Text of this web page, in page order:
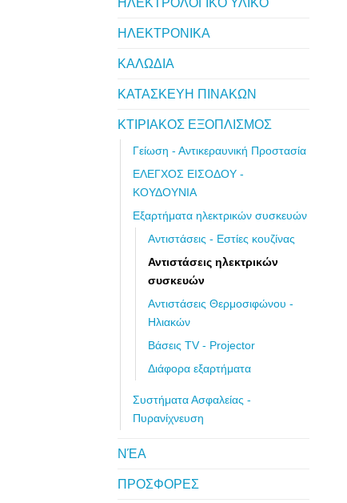
ΗΛΕΚΤΡΟΝΙΚΑ
ΚΑΛΩΔΙΑ
ΚΑΤΑΣΚΕΥΗ ΠΙΝΑΚΩΝ
ΚΤΙΡΙΑΚΟΣ ΕΞΟΠΛΙΣΜΟΣ
Γείωση - Αντικεραυνική Προστασία
ΕΛΕΓΧΟΣ ΕΙΣΟΔΟΥ -
ΚΟΥΔΟΥΝΙΑ
Εξαρτήματα ηλεκτρικών συσκευών
Αντιστάσεις - Εστίες κουζίνας
Αντιστάσεις ηλεκτρικών
συσκευών
Αντιστάσεις Θερμοσιφώνου -
Ηλιακών
Βάσεις TV - Projector
Διάφορα εξαρτήματα
Συστήματα Ασφαλείας -
Πυρανίχνευση
ΝΈΑ
ΠΡΟΣΦΟΡΕΣ